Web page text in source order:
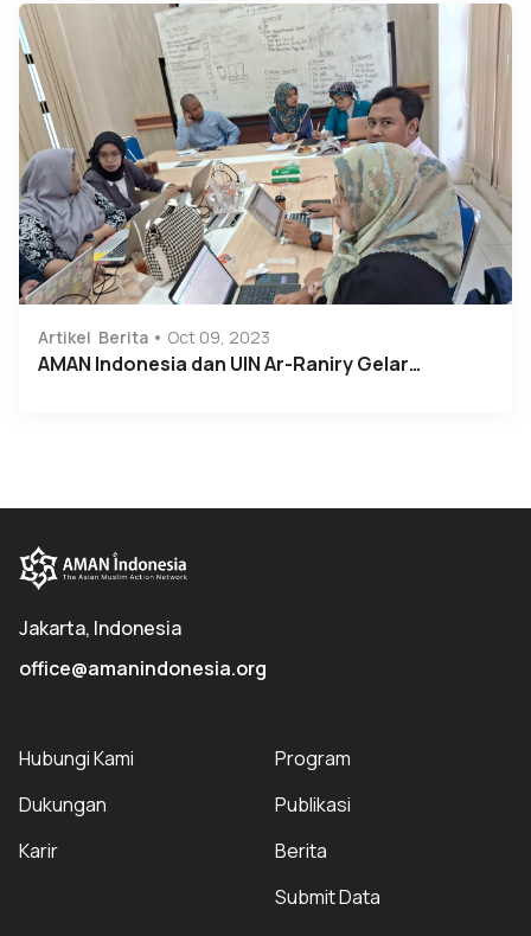
Artikel Berita Oct 09, 2023
AMAN Indonesia dan UIN Ar-Raniry Gelar…
Jakarta, Indonesia
office@amanindonesia.org
Hubungi Kami
Dukungan
Karir
Program
Publikasi
Berita
Submit Data